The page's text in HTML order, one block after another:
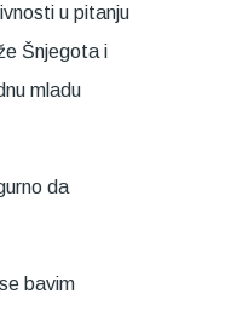
u pitanju
Šnjegota i
mladu
da
bavim